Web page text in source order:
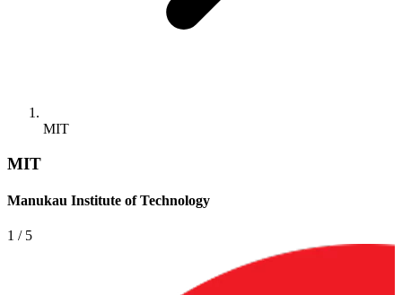
MIT
Manukau Institute of Technology